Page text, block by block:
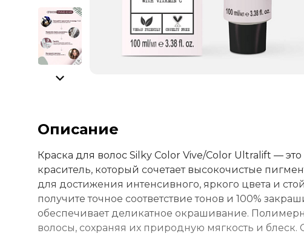
Описание
Краска для волос Silky Color Vive/Color Ultralift —
краситель, который сочетает высокочистые
для достижения интенсивного, яркого цвета и
получите точное соответствие тонов и 100%
обеспечивает деликатное окрашивание.
волосы, сохраняя их природную мягкость и